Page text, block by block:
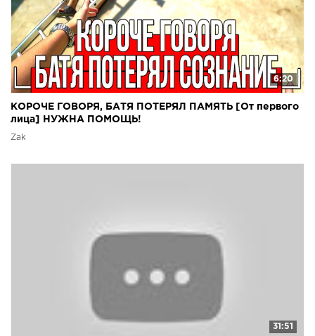
6:20
КОРОЧЕ ГОВОРЯ, БАТЯ ПОТЕРЯЛ ПАМЯТЬ [От первого
лица] НУЖНА ПОМОЩЬ!
Zak
31:51